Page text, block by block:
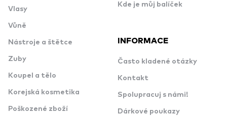
Vlasy
Vůně
Nástroje a štětce
Zuby
Koupel a tělo
Korejská kosmetika
Poškozené zboží
Kde je můj balíček
INFORMACE
Často kladené otázky
Kontakt
Spolupracuj s námi!
Dárkové poukazy